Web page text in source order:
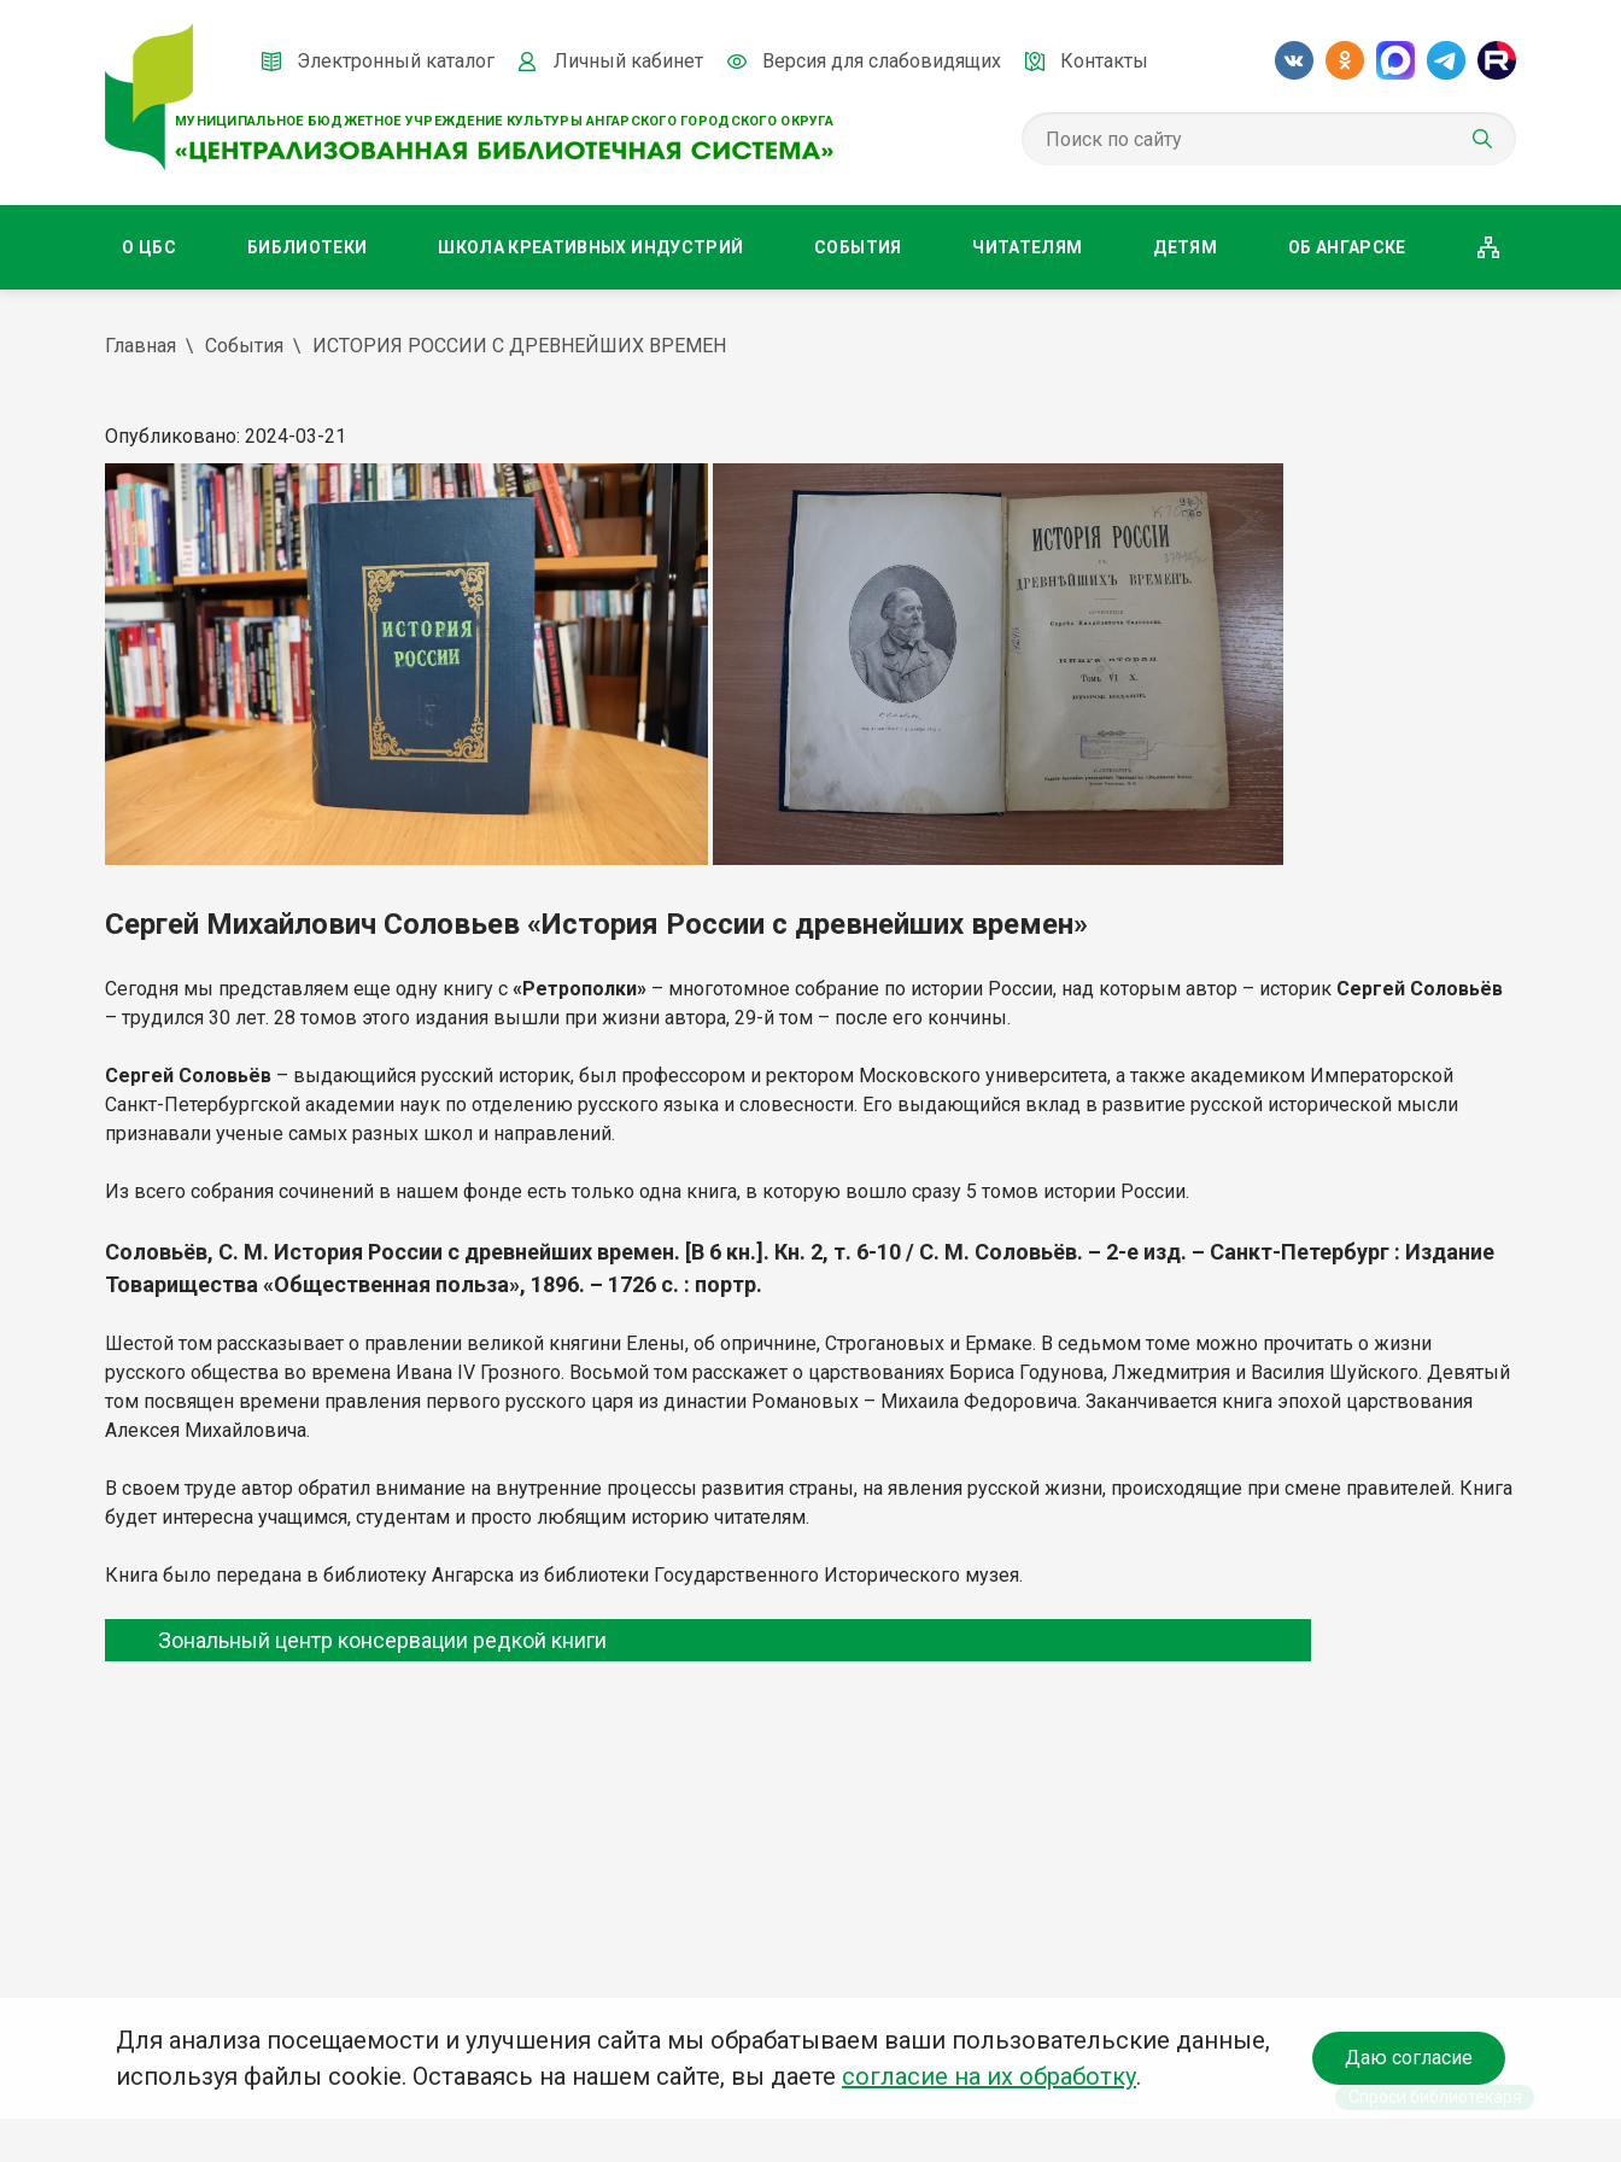
МУНИЦИПАЛЬНОЕ БЮДЖЕТНОЕ УЧРЕЖДЕНИЕ КУЛЬТУРЫ АНГАРСКОГО ГОРОДСКОГО ОКРУГА
Электронный каталог Личный кабинет Версия для слабовидящих Контакты
О ЦБС БИБЛИОТЕКИ ШКОЛА КРЕАТИВНЫХ ИНДУСТРИЙ СОБЫТИЯ ЧИТАТЕЛЯМ ДЕТЯМ ОБ АНГАРСКЕ
Главная События ИСТОРИЯ РОССИИ С ДРЕВНЕЙШИХ ВРЕМЕН
Опубликовано: 2024-03-21
Сергей Михайлович Соловьев «История России с древнейших времен»
Сегодня мы представляем еще одну книгу с «Ретрополки» – многотомное собрание по истории России, над которым автор – историк Сергей Соловьёв
– трудился 30 лет. 28 томов этого издания вышли при жизни автора, 29-й том – после его кончины.
Сергей Соловьёв – выдающийся русский историк, был профессором и ректором Московского университета, а также академиком Императорской
Санкт-Петербургской академии наук по отделению русского языка и словесности. Его выдающийся вклад в развитие русской исторической мысли
признавали ученые самых разных школ и направлений.
Из всего собрания сочинений в нашем фонде есть только одна книга, в которую вошло сразу 5 томов истории России.
Соловьёв, С. М. История России с древнейших времен. [В 6 кн.]. Кн. 2, т. 6-10 / С. М. Соловьёв. – 2-е изд. – Санкт-Петербург : Издание
Товарищества «Общественная польза», 1896. – 1726 с. : портр.
Шестой том рассказывает о правлении великой княгини Елены, об опричнине, Строгановых и Ермаке. В седьмом томе можно прочитать о жизни
русского общества во времена Ивана IV Грозного. Восьмой том расскажет о царствованиях Бориса Годунова, Лжедмитрия и Василия Шуйского. Девятый
том посвящен времени правления первого русского царя из династии Романовых – Михаила Федоровича. Заканчивается книга эпохой царствования
Алексея Михайловича.
В своем труде автор обратил внимание на внутренние процессы развития страны, на явления русской жизни, происходящие при смене правителей. Книга
будет интересна учащимся, студентам и просто любящим историю читателям.
Книга было передана в библиотеку Ангарска из библиотеки Государственного Исторического музея.
Зональный центр консервации редкой книги
Для анализа посещаемости и улучшения сайта мы обрабатываем ваши пользовательские данные,
используя файлы cookie. Оставаясь на нашем сайте, вы даете согласие на их обработку.
Даю согласие
Спроси библиотекаря